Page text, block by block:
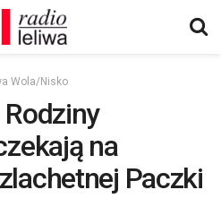
Wola/Nisko
na
Paczki